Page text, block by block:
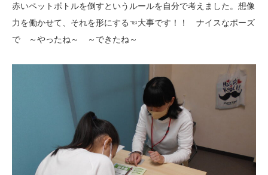
赤いペットボトルを倒すというルールを自分で考えました。想像
力を働かせて、それを形にする☜大事です！！ ナイスなポーズ
で ～やったね～ ～できたね～